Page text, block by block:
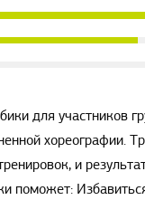
для участников
хореографии.
и
поможет: